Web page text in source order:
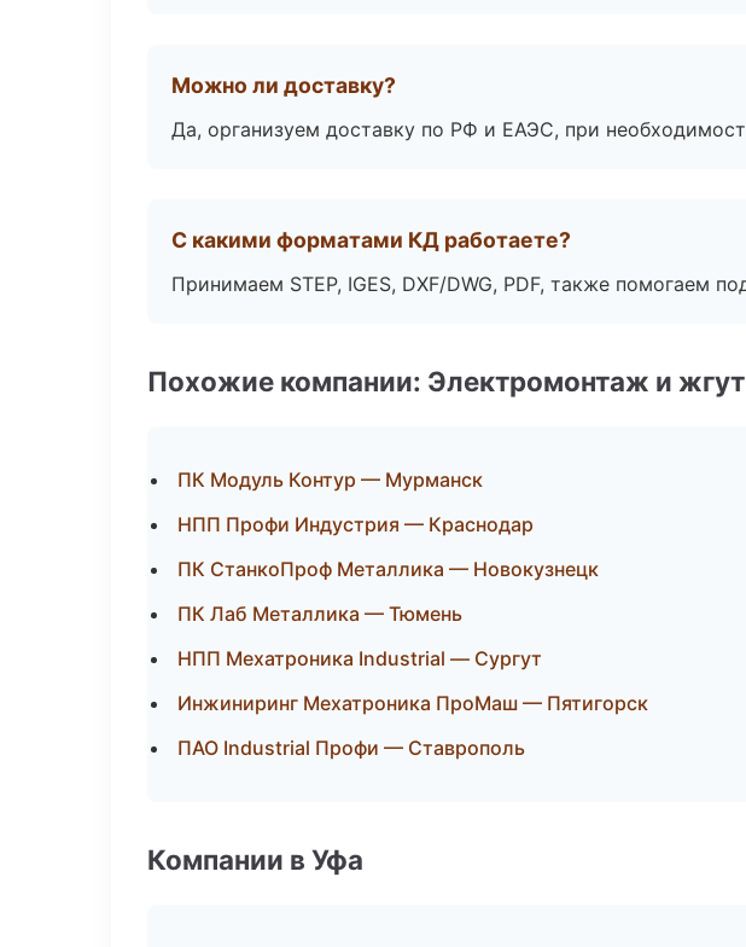
Можно ли доставку?
Да, организуем доставку по РФ и ЕАЭС, при
С какими форматами КД работаете?
Принимаем STEP, IGES, DXF/DWG, PDF, также помогаем
Похожие компании: Электромонтаж и
ПК Модуль Контур — Мурманск
НПП Профи Индустрия — Краснодар
ПК СтанкоПроф Металлика — Новокузнецк
ПК Лаб Металлика — Тюмень
НПП Мехатроника Industrial — Сургут
Инжиниринг Мехатроника ПроМаш — Пятигорск
ПАО Industrial Профи — Ставрополь
Компании в Уфа